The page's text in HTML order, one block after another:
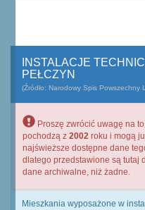
INSTALACJE
PEŁCZYN
(Źródło: Narodowy Spis Powszechny
Proszę zwrócić uwagę na
pochodzą z 2002 roku i mogą
najświeższe dostępne dane
dlatego przedstawione są tutaj
dane archiwalne, niż żadne.
Mieszkania wyposażone w